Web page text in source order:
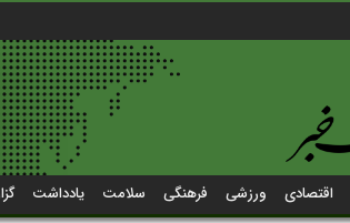
اقتصادی ورزشی فرهنگی سلامت یادداشت